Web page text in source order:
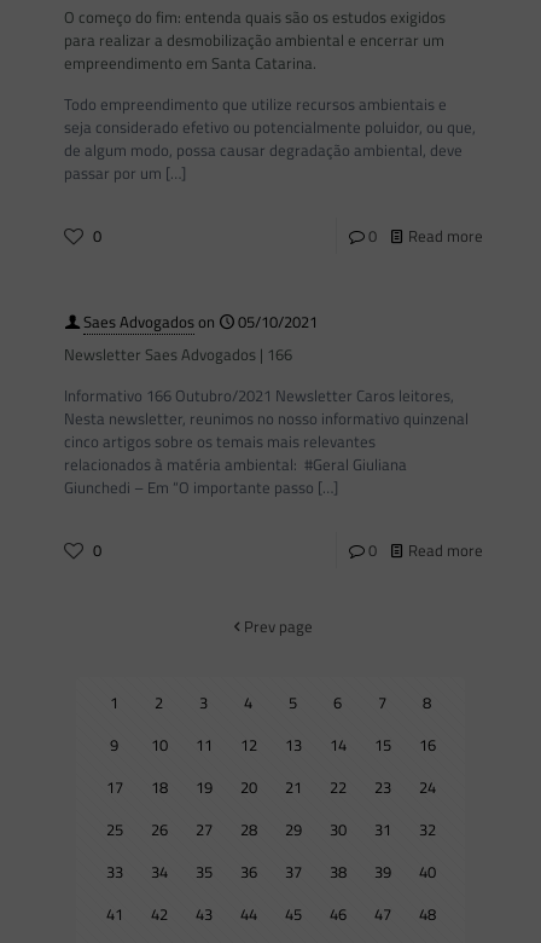
O começo do fim: entenda quais são os estudos exigidos
para realizar a desmobilização ambiental e encerrar um
empreendimento em Santa Catarina.
Todo empreendimento que utilize recursos ambientais e
seja considerado efetivo ou potencialmente poluidor, ou que,
de algum modo, possa causar degradação ambiental, deve
passar por um […]
0 0 Read more
Saes Advogadoson
05/10/2021
Newsletter Saes Advogados | 166
Informativo 166 Outubro/2021 Newsletter Caros leitores,
Nesta newsletter, reunimos no nosso informativo quinzenal
cinco artigos sobre os temais mais relevantes
relacionados à matéria ambiental: #Geral Giuliana
Giunchedi – Em “O importante passo […]
0 0 Read more
Prev page
1 2 3 4 5 6 7
8
9
10 11 12 13 14 15
16
17
18 19 20 21 22 23
24
25
26 27 28 29 30 31
32
33
34 35 36 37 38 39
40
41
42 43 44 45 46 47
48